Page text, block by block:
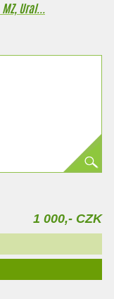
Ural...
1 000,- CZK